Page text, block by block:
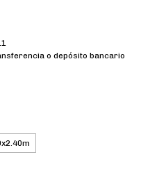
o depósito bancario